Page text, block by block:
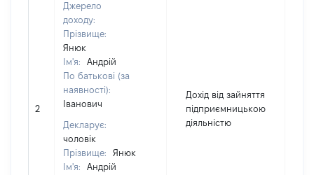
2
Джерело
доходу:
Прізвище:
Янюк
Ім'я:
Андрій
По батькові (за
наявності):
Іванович
Декларує:
чоловік
Прізвище:
Янюк
Ім'я:
Андрій
Дохід від зайняття
підприємницькою
діяльністю